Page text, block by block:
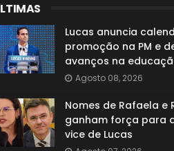
Lucas anuncia
promoção na PM e
avanços na
Agosto 08, 2026
Nomes de Rafaela e
ganham força para
vice de Lucas